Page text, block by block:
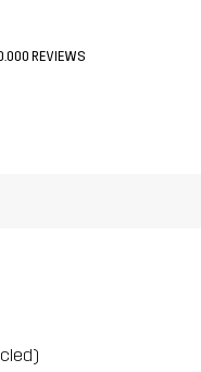
REVIEWS